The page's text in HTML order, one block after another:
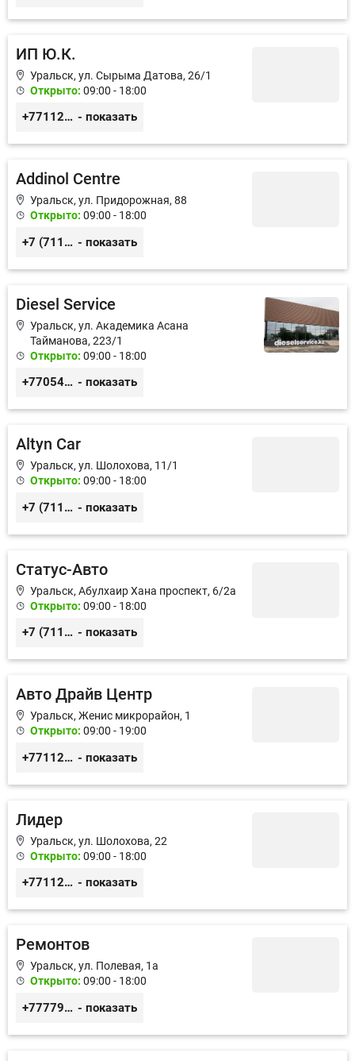
ИП Ю.К.
Уральск, ул. Сырыма Датова, 26/1
Открыто: 09:00 - 18:00
+77112254288 - показать
Addinol Centre
Уральск, ул. Придорожная, 88
Открыто: 09:00 - 18:00
+7 (7112) 31–13–11 - показать
Diesel Service
Уральск, ул. Академика Асана
Тайманова, 223/1
Открыто: 09:00 - 18:00
+77054104109 - показать
Altyn Car
Уральск, ул. Шолохова, 11/1
Открыто: 09:00 - 18:00
+7 (7112) 21–46–46 - показать
Статус-Авто
Уральск, Абулхаир Хана проспект, 6/2а
Открыто: 09:00 - 18:00
+7 (7112) 21–35–39 - показать
Авто Драйв Центр
Уральск, Женис микрорайон, 1
Открыто: 09:00 - 19:00
+77112227722 - показать
Лидер
Уральск, ул. Шолохова, 22
Открыто: 09:00 - 18:00
+77112530505 - показать
Ремонтов
Уральск, ул. Полевая, 1а
Открыто: 09:00 - 18:00
+77779730505 - показать